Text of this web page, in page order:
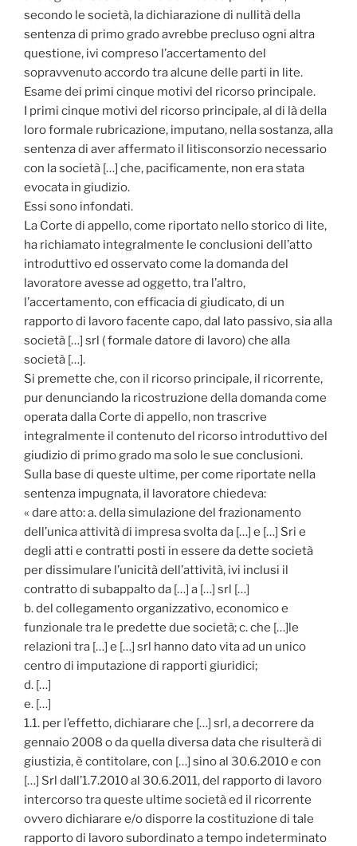
secondo le società, la dichiarazione di nullità della
sentenza di primo grado avrebbe precluso ogni altra
questione, ivi compreso l’accertamento del
sopravvenuto accordo tra alcune delle parti in lite.
Esame dei primi cinque motivi del ricorso principale.
I primi cinque motivi del ricorso principale, al di là della
loro formale rubricazione, imputano, nella sostanza, alla
sentenza di aver affermato il litisconsorzio necessario
con la società […] che, pacificamente, non era stata
evocata in giudizio.
Essi sono infondati.
La Corte di appello, come riportato nello storico di lite,
ha richiamato integralmente le conclusioni dell’atto
introduttivo ed osservato come la domanda del
lavoratore avesse ad oggetto, tra l’altro,
l’accertamento, con efficacia di giudicato, di un
rapporto di lavoro facente capo, dal lato passivo, sia alla
società […] srl ( formale datore di lavoro) che alla
società […].
Si premette che, con il ricorso principale, il ricorrente,
pur denunciando la ricostruzione della domanda come
operata dalla Corte di appello, non trascrive
integralmente il contenuto del ricorso introduttivo del
giudizio di primo grado ma solo le sue conclusioni.
Sulla base di queste ultime, per come riportate nella
sentenza impugnata, il lavoratore chiedeva:
« dare atto: a. della simulazione del frazionamento
dell’unica attività di impresa svolta da […] e […] Sri e
degli atti e contratti posti in essere da dette società
per dissimulare l’unicità dell’attività, ivi inclusi il
contratto di subappalto da […] a […] srl […]
b. del collegamento organizzativo, economico e
funzionale tra le predette due società; c. che […]le
relazioni tra […] e […] srl hanno dato vita ad un unico
centro di imputazione di rapporti giuridici;
d. […]
e. […]
1.1. per l’effetto, dichiarare che […] srl, a decorrere da
gennaio 2008 o da quella diversa data che risulterà di
giustizia, è contitolare, con […] sino al 30.6.2010 e con
[…] Srl dall’1.7.2010 al 30.6.2011, del rapporto di lavoro
intercorso tra queste ultime società ed il ricorrente
ovvero dichiarare e/o disporre la costituzione di tale
rapporto di lavoro subordinato a tempo indeterminato